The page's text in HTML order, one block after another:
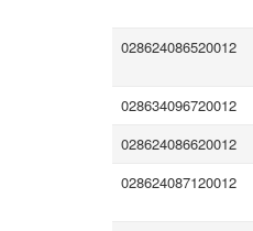
028624086520012
028634096720012
028624086620012
028624087120012